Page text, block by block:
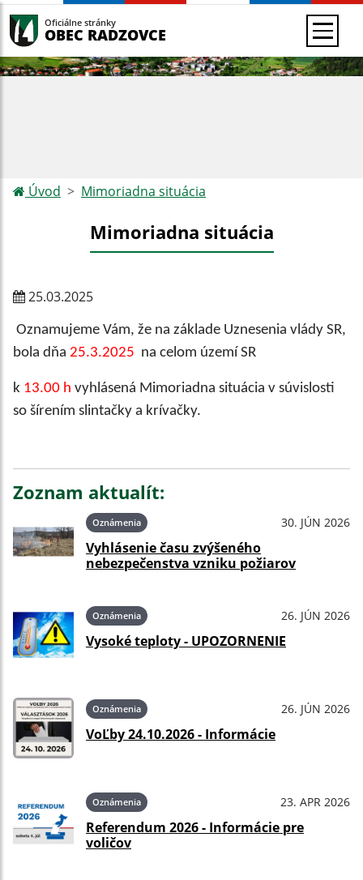
Oficiálne stránky
OBEC RADZOVCE
Úvod Mimoriadna situácia
Mimoriadna situácia
25.03.2025
Oznamujeme Vám, že na základe Uznesenia vlády SR,
bola dňa 25.3.2025 na celom území SR
k 13.00 h vyhlásená Mimoriadna situácia v súvislosti
so šírením slintačky a krívačky.
Zoznam aktualít:
Oznámenia 30. JÚN 2026
Vyhlásenie času zvýšeného
nebezpečenstva vzniku požiarov
Oznámenia 26. JÚN 2026
Vysoké teploty - UPOZORNENIE
Oznámenia 26. JÚN 2026
VoĽby 24.10.2026 - Informácie
Oznámenia 23. APR 2026
Referendum 2026 - Informácie pre
voličov